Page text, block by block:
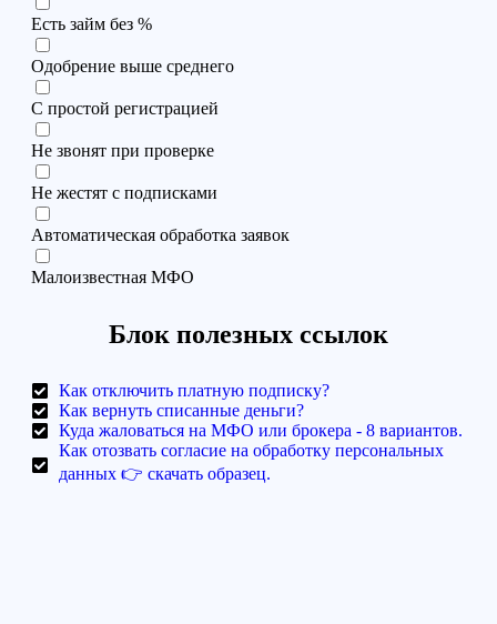
Есть займ без %
Одобрение выше среднего
С простой регистрацией
Не звонят при проверке
Не жестят с подписками
Автоматическая обработка заявок
Малоизвестная МФО
Блок полезных ссылок
Как отключить платную подписку?
Как вернуть списанные деньги?
Куда жаловаться на МФО или брокера - 8 вариантов.
Как отозвать согласие на обработку персональных
данных 👉 скачать образец.